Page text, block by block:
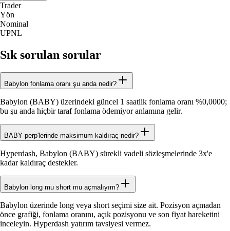
Trader
Yön
Nominal
UPNL
Sık sorulan sorular
Babylon fonlama oranı şu anda nedir?
Babylon (BABY) üzerindeki güncel 1 saatlik fonlama oranı %0,0000;
bu şu anda hiçbir taraf fonlama ödemiyor anlamına gelir.
BABY perp'lerinde maksimum kaldıraç nedir?
Hyperdash, Babylon (BABY) sürekli vadeli sözleşmelerinde 3x'e
kadar kaldıraç destekler.
Babylon long mu short mu açmalıyım?
Babylon üzerinde long veya short seçimi size ait. Pozisyon açmadan
önce grafiği, fonlama oranını, açık pozisyonu ve son fiyat hareketini
inceleyin. Hyperdash yatırım tavsiyesi vermez.